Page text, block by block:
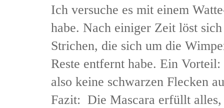
Ich versuche es mit einem
habe. Nach einiger Zeit löst
Strichen, die sich um die
Reste entfernt habe. Ein
also keine schwarzen Flecken
Fazit: Die Mascara erfüllt alles,